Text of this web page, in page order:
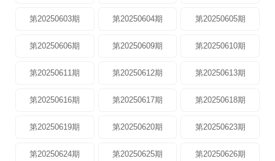
第20250603期 第20250604期 第20250605期
第20250606期 第20250609期 第20250610期
第20250611期 第20250612期 第20250613期
第20250616期 第20250617期 第20250618期
第20250619期 第20250620期 第20250623期
第20250624期 第20250625期 第20250626期